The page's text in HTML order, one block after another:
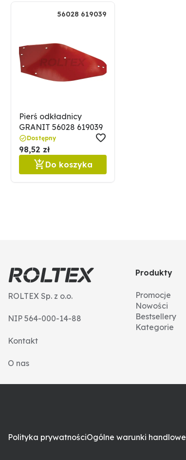
56028 619039
Pierś odkładnicy
GRANIT 56028 619039
Dostępny
98,52 zł
Do koszyka
ROLTEX Sp. z o.o.
NIP 564-000-14-88
Kontakt
O nas
Produkty
Promocje
Nowości
Bestsellery
Kategorie
Polityka prywatnościOgólne warunki handlowe